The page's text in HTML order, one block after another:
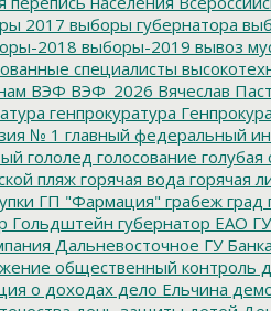
2017 выборы губернатора
2018 выборы-2019 вывоз
специалисты
ВЭФ ВЭФ_2026 Вячеслав
генпрокуратура
№ 1 главный федеральный
гололед голосование голубая
пляж горячая вода горячая
ГП "Фармация" грабеж град
Гольдштейн губернатор ЕАО
Дальневосточное ГУ
общественный контроль
о доходахдело Ельчина